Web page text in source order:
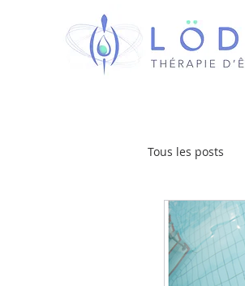
Tous les posts